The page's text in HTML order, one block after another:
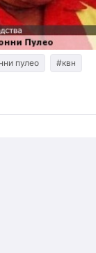
пулео #квн